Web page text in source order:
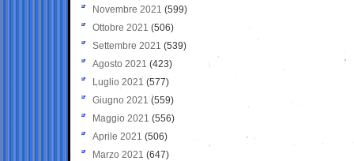
Novembre 2021 (599)
Ottobre 2021 (506)
Settembre 2021 (539)
Agosto 2021 (423)
Luglio 2021 (577)
Giugno 2021(559)
Maggio 2021 (556)
Aprile 2021 (506)
Marzo 2021 (647)